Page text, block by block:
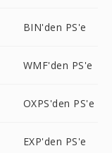
BIN'den PS'e
WMF'den PS'e
OXPS'den PS'e
EXP'den PS'e